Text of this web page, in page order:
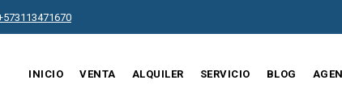
INICIO VENTA ALQUILER SERVICIO BLOG